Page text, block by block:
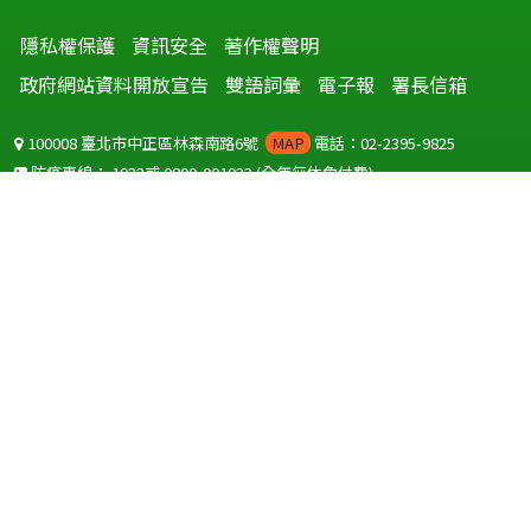
隱私權保護 資訊安全 著作權聲明
政府網站資料開放宣告
雙語詞彙 電子報 署長信箱
100008 臺北市中正區林森南路6號 MAP 電話：02-2395-9825
防疫專線：1922或0800-001922(全年無休免付費)